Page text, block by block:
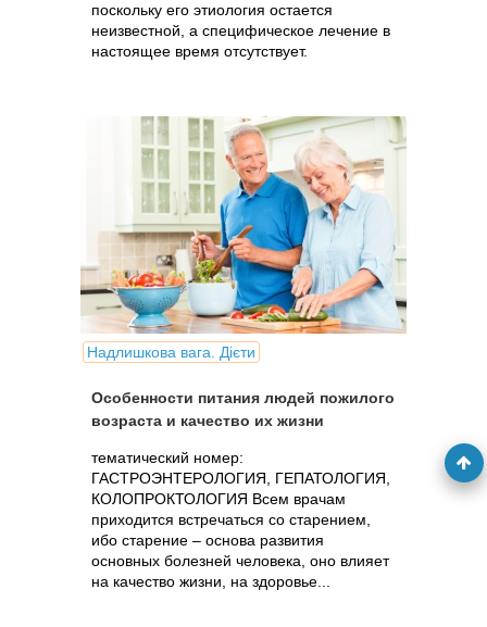
поскольку его этиология остается
неизвестной, а специфическое лечение в
настоящее время отсутствует.
Надлишкова вага. Дієти
Особенности питания людей пожилого
возраста и качество их жизни
тематический номер:
ГАСТРОЭНТЕРОЛОГИЯ, ГЕПАТОЛОГИЯ,
КОЛОПРОКТОЛОГИЯ Всем врачам
приходится встречаться со старением,
ибо старение – основа развития
основных болезней человека, оно влияет
на качество жизни, на здоровье...